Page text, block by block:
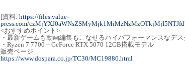
[資料: https://files.value-
press.com/
<おすすめポイント>
・最新ゲームも動画編集もこなせるハイパフォーマンスなデ
・Ryzen 7 7700＋GeForce RTX 5070 12GB搭載モデル
販売ページ
https://www.dospara.co.jp/TC30/MC19886.html